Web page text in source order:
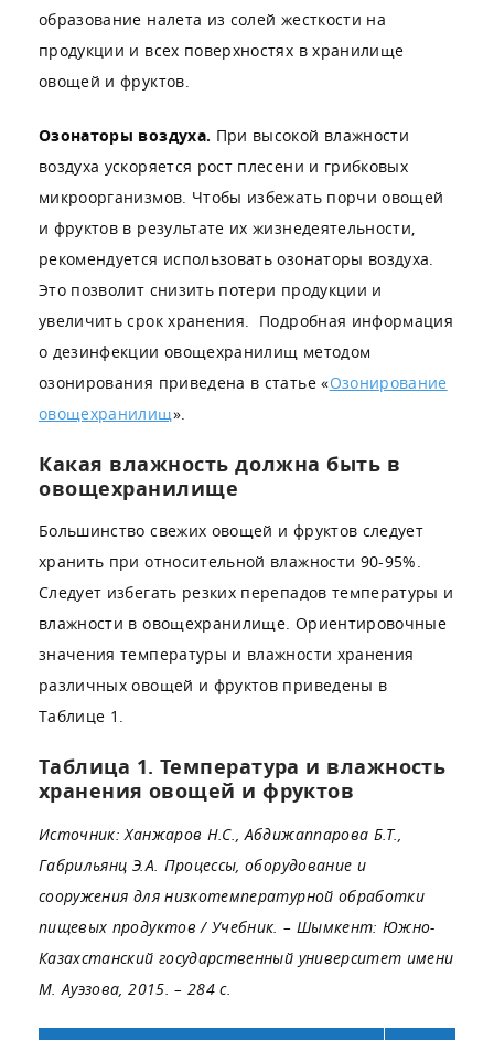
образование налета из солей жесткости на
продукции и всех поверхностях в хранилище
овощей и фруктов.
Озонаторы воздуха. При высокой влажности
воздуха ускоряется рост плесени и грибковых
микроорганизмов. Чтобы избежать порчи овощей
и фруктов в результате их жизнедеятельности,
рекомендуется использовать озонаторы воздуха.
Это позволит снизить потери продукции и
увеличить срок хранения. Подробная информация
о дезинфекции овощехранилищ методом
озонирования приведена в статье «Озонирование
овощехранилищ».
Какая влажность должна быть в
овощехранилище
Большинство свежих овощей и фруктов следует
хранить при относительной влажности 90-95%.
Следует избегать резких перепадов температуры и
влажности в овощехранилище. Ориентировочные
значения температуры и влажности хранения
различных овощей и фруктов приведены в
Таблице 1.
Таблица 1. Температура и влажность
хранения овощей и фруктов
Источник: Ханжаров Н.С., Абдижаппарова Б.Т.,
Габрильянц Э.А. Процессы, оборудование и
сооружения для низкотемпературной обработки
пищевых продуктов / Учебник. – Шымкент: Южно-
Казахстанский государственный университет имени
М. Ауэзова, 2015. – 284 с.